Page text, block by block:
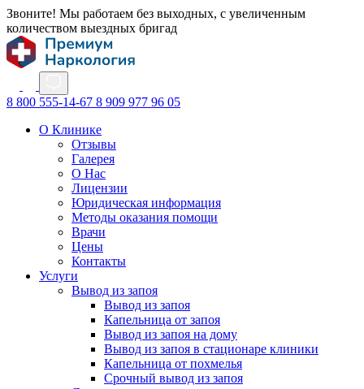
Звоните! Мы работаем без выходных, с увеличенным
количеством выездных бригад
8 800 555-14-67 8 909 977 96 05
О Клинике
Отзывы
Галерея
О Нас
Лицензии
Юридическая информация
Методы оказания помощи
Врачи
Цены
Контакты
Услуги
Вывод из запоя
Вывод из запоя
Капельница от запоя
Вывод из запоя на дому
Вывод из запоя в стационаре клиники
Капельница от похмелья
Срочный вывод из запоя